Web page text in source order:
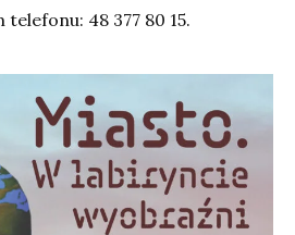
48 377 80 15.